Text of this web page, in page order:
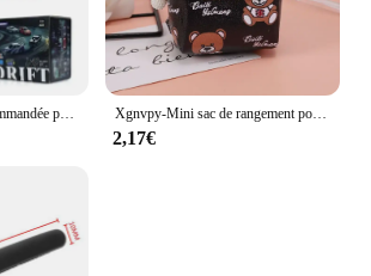
Voiture de dérive télécommandée pour garçons, haute vitesse, quatre roues motrices, radio, mini voiture de course, modèle jouet, cadeau, 2.4G RC, version 1/43 Xgnvpy-Mini sac de rangement portable pour pièces de monnaie, sac pour écouteurs, câble de données, petit sac à clés, ours mignon, nouveau
2,17€